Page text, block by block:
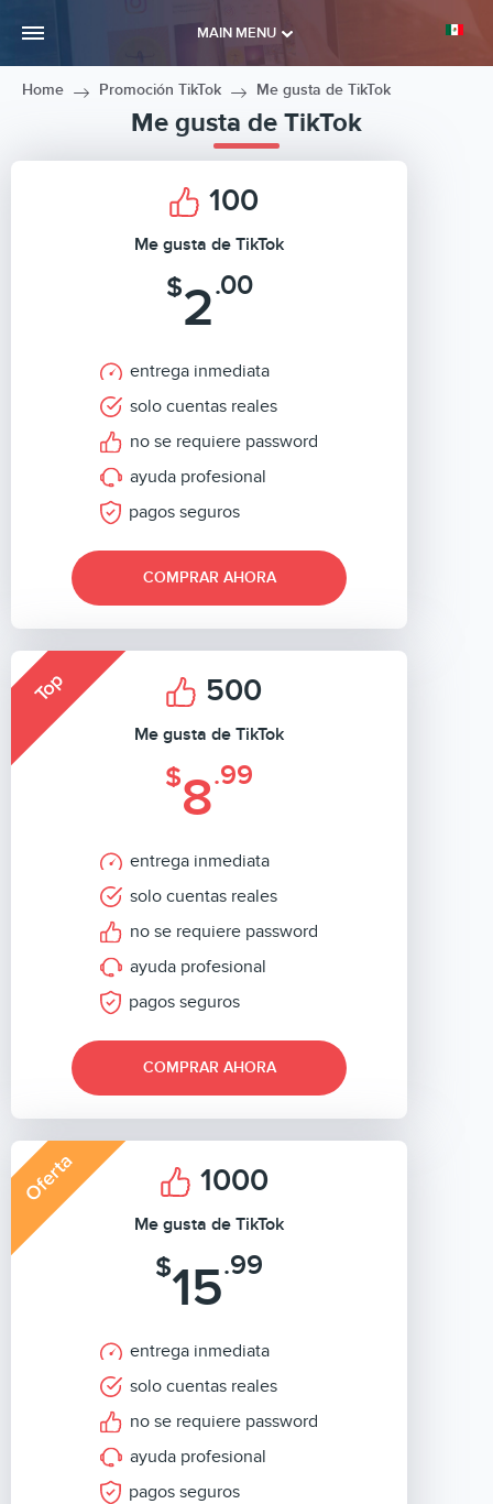
MAIN MENU
Home Promoción TikTok Me gusta de TikTok
Me gusta de TikTok
100
Me gusta de TikTok
$2.00
entrega inmediata
solo cuentas reales
no se requiere password
ayuda profesional
pagos seguros
COMPRAR AHORA
Top 500
Me gusta de TikTok
$8.99
entrega inmediata
solo cuentas reales
no se requiere password
ayuda profesional
pagos seguros
COMPRAR AHORA
Oferta 1000
Me gusta de TikTok
$15.99
entrega inmediata
solo cuentas reales
no se requiere password
ayuda profesional
pagos seguros